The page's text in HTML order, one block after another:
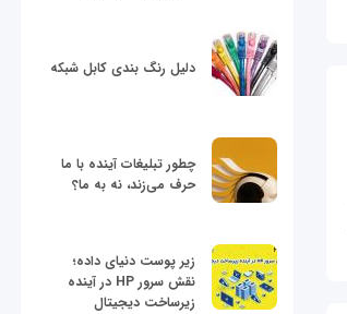
دلیل رنگ بندی کابل شبکه
چطور تبلیغات آینده با ما
حرف می‌زند، نه به ما؟
زیر پوست دنیای داده؛
نقش سرور HP در آینده
زیرساخت دیجیتال